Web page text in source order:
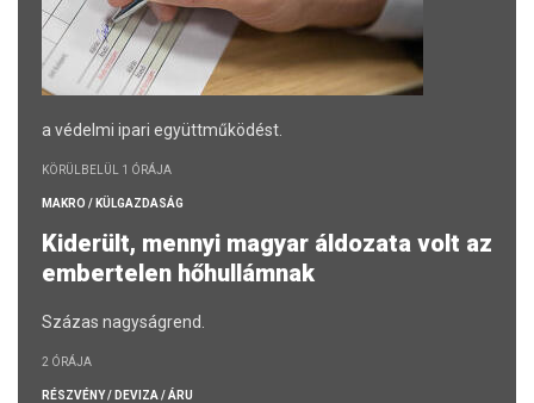
a védelmi ipari együttműködést.
KÖRÜLBELÜL 1 ÓRÁJA
MAKRO / KÜLGAZDASÁG
Kiderült, mennyi magyar áldozata volt az
embertelen hőhullámnak
Százas nagyságrend.
2 ÓRÁJA
RÉSZVÉNY / DEVIZA / ÁRU